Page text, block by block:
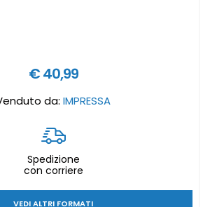
€ 40,99
da: IMPRESSA
Spedizione
con corriere
VEDI ALTRI FORMATI